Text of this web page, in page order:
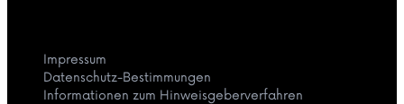
Impressum
Datenschutz-Bestimmungen
Informationen zum Hinweisgeberverfahren